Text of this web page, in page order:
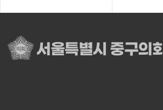
서울특별시 중구의회